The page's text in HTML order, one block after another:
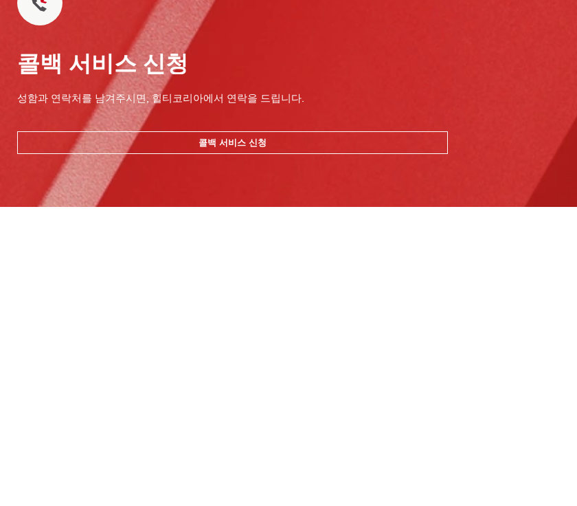
콜백 서비스 신청
성함과 연락처를 남겨주시면, 힐티코리아에서 연락을 드립니다.
콜백 서비스 신청